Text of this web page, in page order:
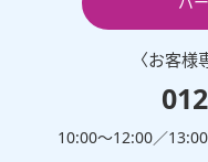
〈お客様
10:00～12:00∕13:00